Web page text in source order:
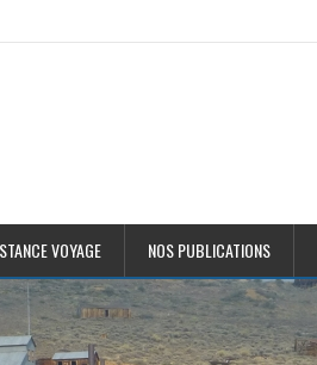
VOYAGE NOS PUBLICATIONS